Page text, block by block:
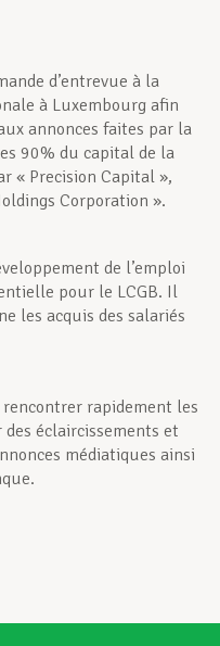
d’entrevue à la
à Luxembourg afin
annonces faites par la
90% du capital de la
« Precision Capital »,
Corporation ».
de l’emploi
pour le LCGB. Il
les acquis des salariés
rencontrer rapidement les
éclaircissements et
médiatiques ainsi